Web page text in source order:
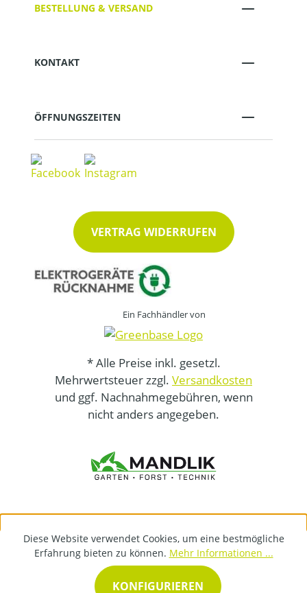
BESTELLUNG & VERSAND
KONTAKT
ÖFFNUNGSZEITEN
VERTRAG WIDERRUFEN
Ein Fachhändler von
* Alle Preise inkl. gesetzl.
Mehrwertsteuer zzgl. Versandkosten
und ggf. Nachnahmegebühren, wenn
nicht anders angegeben.
Diese Website verwendet Cookies, um eine bestmögliche
Erfahrung bieten zu können. Mehr Informationen ...
KONFIGURIEREN